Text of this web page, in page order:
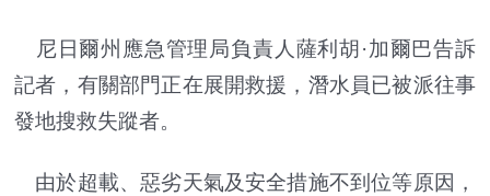
尼日爾州應急管理局負責人薩利胡·加爾巴告訴
記者，有關部門正在展開救援，潛水員已被派往事
發地搜救失蹤者。
由於超載、惡劣天氣及安全措施不到位等原因，